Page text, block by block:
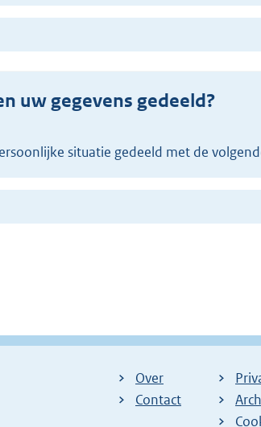
uw gegevens gedeeld?
situatie gedeeld met de
Over
Contact